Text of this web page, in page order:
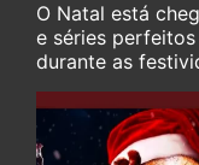
O Natal está
e séries
durante as